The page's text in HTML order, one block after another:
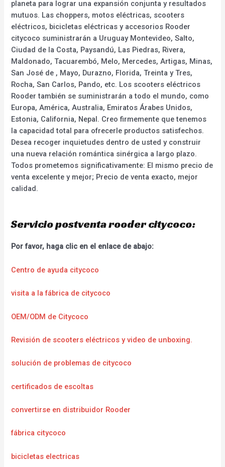
planeta para lograr una expansión conjunta y resultados
mutuos. Las choppers, motos eléctricas, scooters
eléctricos, bicicletas eléctricas y accesorios Rooder
citycoco suministrarán a Uruguay Montevideo, Salto,
Ciudad de la Costa, Paysandú, Las Piedras, Rivera,
Maldonado, Tacuarembó, Melo, Mercedes, Artigas, Minas,
San José de , Mayo, Durazno, Florida, Treinta y Tres,
Rocha, San Carlos, Pando, etc. Los scooters eléctricos
Rooder también se suministrarán a todo el mundo, como
Europa, América, Australia, Emiratos Árabes Unidos,
Estonia, California, Nepal. Creo firmemente que tenemos
la capacidad total para ofrecerle productos satisfechos.
Desea recoger inquietudes dentro de usted y construir
una nueva relación romántica sinérgica a largo plazo.
Todos prometemos significativamente: El mismo precio de
venta excelente y mejor; Precio de venta exacto, mejor
calidad.
Servicio postventa rooder citycoco:
Por favor, haga clic en el enlace de abajo:
Centro de ayuda citycoco
visita a la fábrica de citycoco
OEM/ODM de Citycoco
Revisión de scooters eléctricos y video de unboxing.
solución de problemas de citycoco
certificados de escoltas
convertirse en distribuidor Rooder
fábrica citycoco
bicicletas electricas